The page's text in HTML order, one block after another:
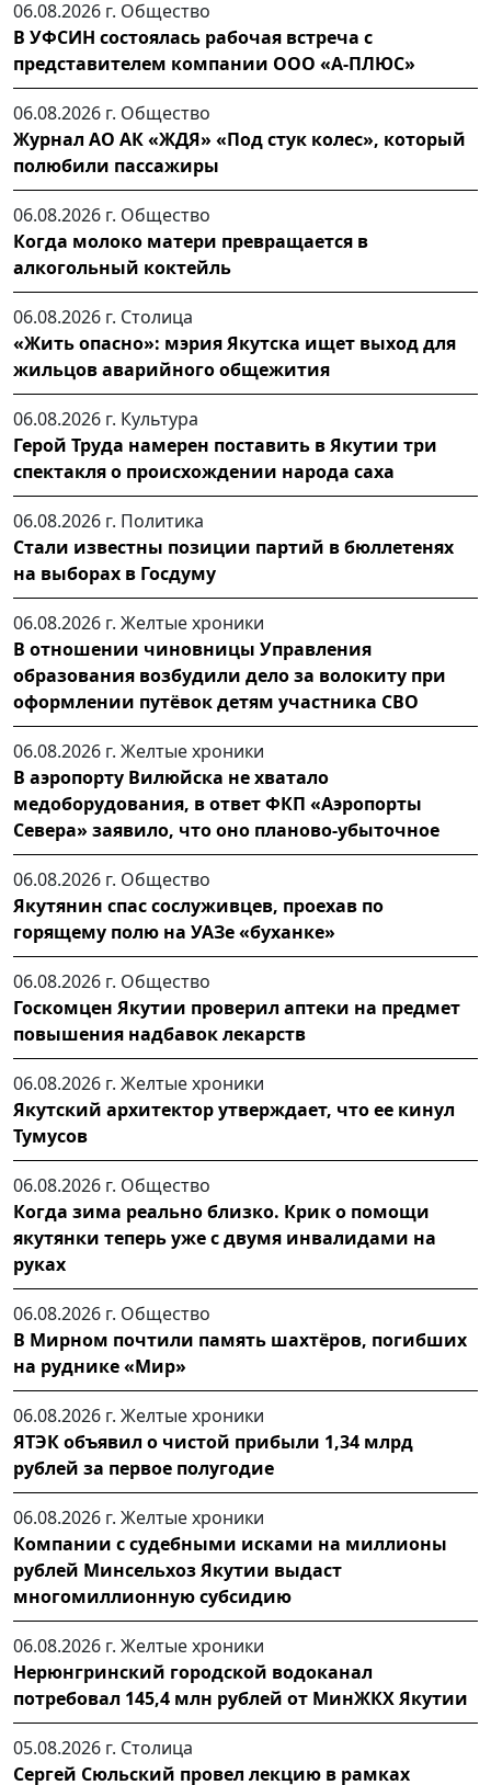
06.08.2026 г. Общество
В УФСИН состоялась рабочая встреча с
представителем компании ООО «А-ПЛЮС»
06.08.2026 г. Общество
Журнал АО АК «ЖДЯ» «Под стук колес», который
полюбили пассажиры
06.08.2026 г. Общество
Когда молоко матери превращается в
алкогольный коктейль
06.08.2026 г. Столица
«Жить опасно»: мэрия Якутска ищет выход для
жильцов аварийного общежития
06.08.2026 г. Культура
Герой Труда намерен поставить в Якутии три
спектакля о происхождении народа саха
06.08.2026 г. Политика
Стали известны позиции партий в бюллетенях
на выборах в Госдуму
06.08.2026 г. Желтые хроники
В отношении чиновницы Управления
образования возбудили дело за волокиту при
оформлении путёвок детям участника СВО
06.08.2026 г. Желтые хроники
В аэропорту Вилюйска не хватало
медоборудования, в ответ ФКП «Аэропорты
Севера» заявило, что оно планово-убыточное
06.08.2026 г. Общество
Якутянин спас сослуживцев, проехав по
горящему полю на УАЗе «буханке»
06.08.2026 г. Общество
Госкомцен Якутии проверил аптеки на предмет
повышения надбавок лекарств
06.08.2026 г. Желтые хроники
Якутский архитектор утверждает, что ее кинул
Тумусов
06.08.2026 г. Общество
Когда зима реально близко. Крик о помощи
якутянки теперь уже с двумя инвалидами на
руках
06.08.2026 г. Общество
В Мирном почтили память шахтёров, погибших
на руднике «Мир»
06.08.2026 г. Желтые хроники
ЯТЭК объявил о чистой прибыли 1,34 млрд
рублей за первое полугодие
06.08.2026 г. Желтые хроники
Компании с судебными исками на миллионы
рублей Минсельхоз Якутии выдаст
многомиллионную субсидию
06.08.2026 г. Желтые хроники
Нерюнгринский городской водоканал
потребовал 145,4 млн рублей от МинЖКХ Якутии
05.08.2026 г. Столица
Сергей Сюльский провел лекцию в рамках